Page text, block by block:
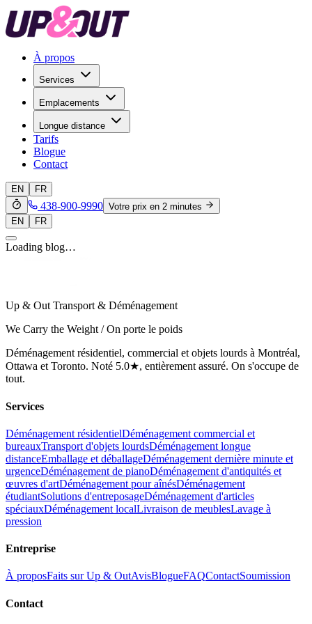
À propos
Services
Emplacements
Longue distance
Tarifs
Blogue
Contact
EN FR
438-900-9990 Votre prix en 2 minutes
EN
FR
Loading blog…
Up & Out Transport & Déménagement
We Carry the Weight / On porte le poids
Déménagement résidentiel, commercial et objets lourds à Montréal,
Ottawa et Toronto. Noté 5.0★, entièrement assuré. On s'occupe de
tout.
Services
Déménagement résidentielDéménagement commercial et
bureauxTransport d'objets lourdsDéménagement longue
distanceEmballage et déballageDéménagement dernière minute et
urgenceDéménagement de pianoDéménagement d'antiquités et
œuvres d'artDéménagement pour aînésDéménagement
étudiantSolutions d'entreposageDéménagement d'articles
spéciauxDéménagement localLivraison de meublesLavage à
pression
Entreprise
À proposFaits sur Up & OutAvisBlogueFAQContactSoumission
Contact